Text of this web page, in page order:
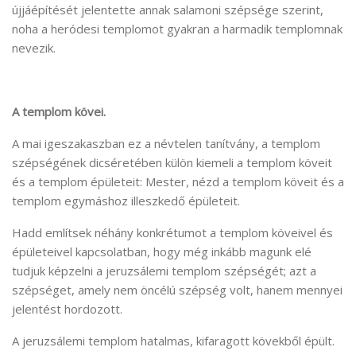
újjáépítését jelentette annak salamoni szépsége szerint,
noha a heródesi templomot gyakran a harmadik templomnak
nevezik.
A templom kövei.
A mai igeszakaszban ez a névtelen tanítvány, a templom
szépségének dicséretében külön kiemeli a templom köveit
és a templom épületeit: Mester, nézd a templom köveit és a
templom egymáshoz illeszkedő épületeit.
Hadd említsek néhány konkrétumot a templom köveivel és
épületeivel kapcsolatban, hogy még inkább magunk elé
tudjuk képzelni a jeruzsálemi templom szépségét; azt a
szépséget, amely nem öncélú szépség volt, hanem mennyei
jelentést hordozott.
A jeruzsálemi templom hatalmas, kifaragott kövekből épült.